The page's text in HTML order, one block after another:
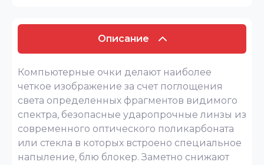
Описание
Компьютерные очки делают наиболее
четкое изображение за счет поглощения
света определенных фрагментов видимого
спектра, безопасные ударопрочные линзы из
современного оптического поликарбоната
или стекла в которых встроено специальное
напыление, блю блокер. Заметно снижают